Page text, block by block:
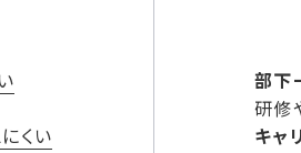
くい
部下
研修
キャ